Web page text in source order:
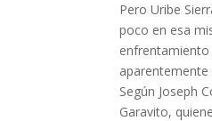
Pero Uribe
poco en esa
enfrentamiento
Según Joseph
Garavito,